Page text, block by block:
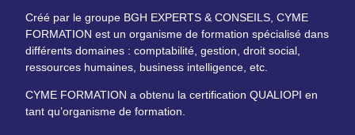
Créé par le groupe BGH EXPERTS & CONSEILS, CYME
FORMATION est un organisme de formation spécialisé dans
différents domaines : comptabilité, gestion, droit social,
ressources humaines, business intelligence, etc.
CYME FORMATION a obtenu la certification QUALIOPI en
tant qu’organisme de formation.